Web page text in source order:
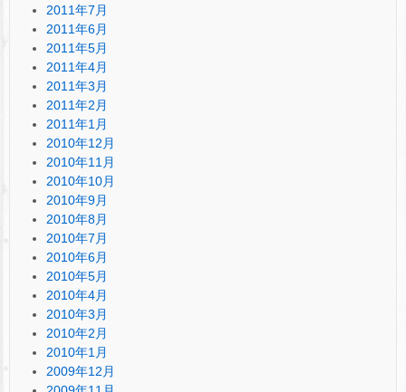
2011年7月
2011年6月
2011年5月
2011年4月
2011年3月
2011年2月
2011年1月
2010年12月
2010年11月
2010年10月
2010年9月
2010年8月
2010年7月
2010年6月
2010年5月
2010年4月
2010年3月
2010年2月
2010年1月
2009年12月